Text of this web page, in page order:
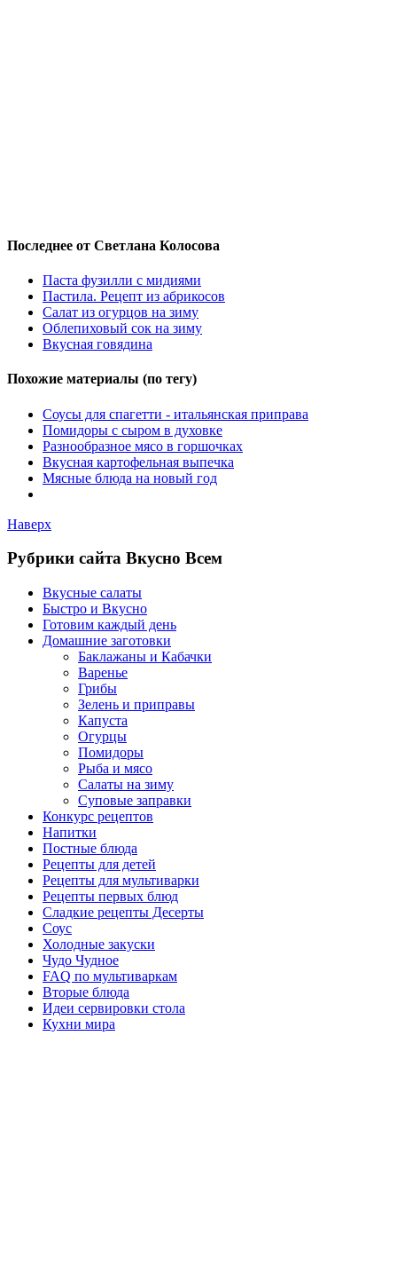
Последнее от Светлана Колосова
Паста фузилли с мидиями
Пастила. Рецепт из абрикосов
Салат из огурцов на зиму
Облепиховый сок на зиму
Вкусная говядина
Похожие материалы (по тегу)
Соусы для спагетти - итальянская приправа
Помидоры с сыром в духовке
Разнообразное мясо в горшочках
Вкусная картофельная выпечка
Мясные блюда на новый год
Наверх
Рубрики сайта Вкусно Всем
Вкусные салаты
Быстро и Вкусно
Готовим каждый день
Домашние заготовки
Баклажаны и Кабачки
Варенье
Грибы
Зелень и приправы
Капуста
Огурцы
Помидоры
Рыба и мясо
Салаты на зиму
Суповые заправки
Конкурс рецептов
Напитки
Постные блюда
Рецепты для детей
Рецепты для мультиварки
Рецепты первых блюд
Сладкие рецепты Десерты
Соус
Холодные закуски
Чудо Чудное
FAQ по мультиваркам
Вторые блюда
Идеи сервировки стола
Кухни мира